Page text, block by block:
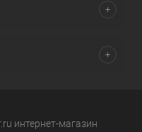
интернет-магазин